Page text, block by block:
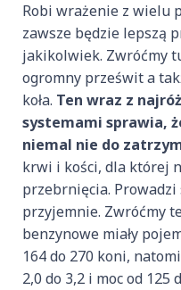
Robi wrażenie z wielu
zawsze będzie lepszą
jakikolwiek. Zwróćmy
ogromny prześwit a
koła. Ten wraz z
systemami sprawia,
niemal nie do
krwi i kości, dla której
przebrnięcia.
przyjemnie. Zwróćmy
benzynowe miały
164 do 270 koni,
2,0 do 3,2 i moc od 125